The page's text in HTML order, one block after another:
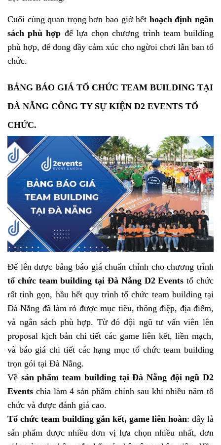
Cuối cùng quan trọng hơn bao giờ hết hoạch định ngân
sách phù hợp để lựa chọn chương trình team building
phù hợp, để đong đầy cảm xúc cho ngừoi chơi lẫn ban tổ
chức.
BẢNG BÁO GIÁ TỔ CHỨC TEAM BUILDING TẠI
ĐÀ NẴNG CÔNG TY SỰ KIỆN D2 EVENTS TỔ
CHỨC.
Để lên được bảng báo giá chuẩn chỉnh cho chương trình
tổ chức team building tại Đà Nẵng D2 Events tổ chức
rất tinh gọn, hầu hết quy trình tổ chức team building tại
Đà Nẵng đã làm rỏ được mục tiêu, thông điệp, địa điểm,
và ngân sách phù hợp. Từ đó đội ngũ tư vấn viên lên
proposal kịch bản chi tiết các game liên kết, liền mạch,
và báo giá chi tiết các hạng mục tổ chức team building
trọn gói tại Đà Nẵng.
Về sản phẩm team building tại Đà Nẵng đội ngũ D2
Events chia làm 4 sản phẩm chính sau khi nhiều năm tổ
chức và được đánh giá cao.
Tổ chức team building gắn kết, game liên hoàn: đây là
sản phẩm được nhiều đơn vị lựa chọn nhiều nhất, đơn